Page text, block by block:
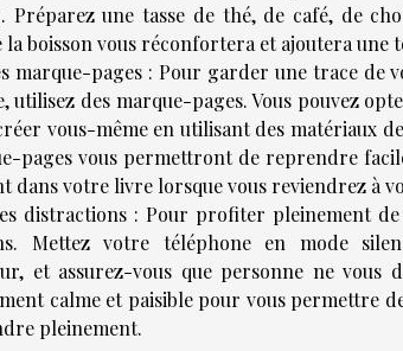
Préparez une tasse de thé, de café, de
la boisson vous réconfortera et ajoutera
marque-pages : Pour garder une trace
utilisez des marque-pages. Vous pouvez
vous-même en utilisant des matériaux
pages vous permettront de reprendre
dans votre livre lorsque vous reviendrez à
distractions : Pour profiter pleinement
Mettez votre téléphone en mode
et assurez-vous que personne ne vous
calme et paisible pour vous permettre
pleinement.